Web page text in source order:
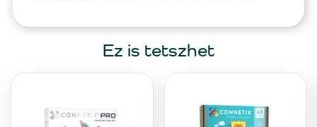
Ez is tetszhet